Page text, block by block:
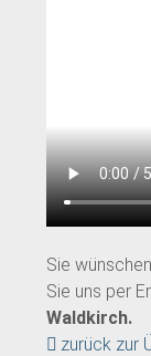
Sie
Sie uns per
Waldkirch.
zurück zur